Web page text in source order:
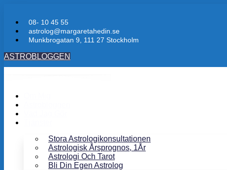
08- 10 45 55
astrolog@margaretahedin.se
Munkbrogatan 9, 111 27 Stockholm
ASTROBLOGGEN
Stora Astrologikonsultationen
Astrologisk Årsprognos, 1År
Astrologi Och Tarot
Bli Din Egen Astrolog